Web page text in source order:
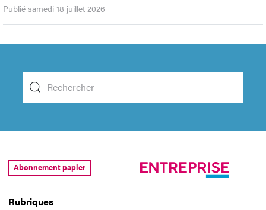
Publié samedi 18 juillet 2026
Rubriques
Abonnement papier